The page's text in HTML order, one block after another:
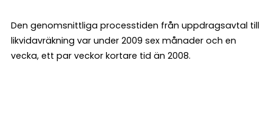
Den genomsnittliga processtiden från uppdragsavtal till
likvidavräkning var under 2009 sex månader och en
vecka, ett par veckor kortare tid än 2008.